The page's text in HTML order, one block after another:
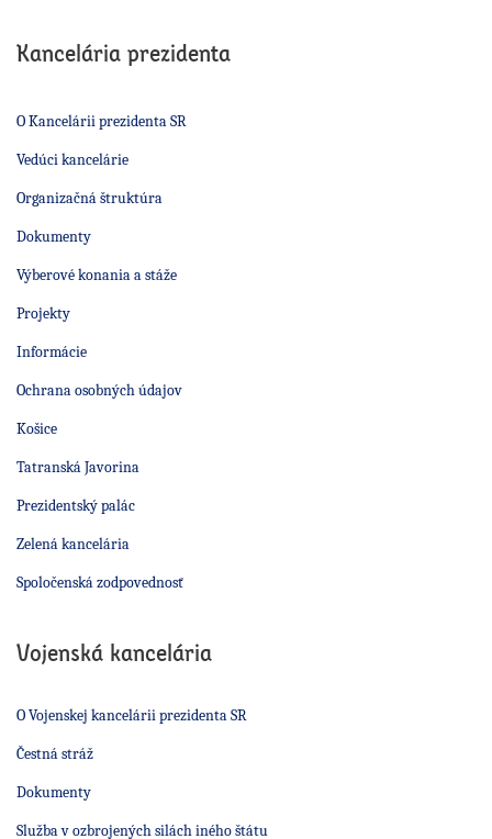
Kancelária prezidenta
O Kancelárii prezidenta SR
Vedúci kancelárie
Organizačná štruktúra
Dokumenty
Výberové konania a stáže
Projekty
Informácie
Ochrana osobných údajov
Košice
Tatranská Javorina
Prezidentský palác
Zelená kancelária
Spoločenská zodpovednosť
Vojenská kancelária
O Vojenskej kancelárii prezidenta SR
Čestná stráž
Dokumenty
Služba v ozbrojených silách iného štátu